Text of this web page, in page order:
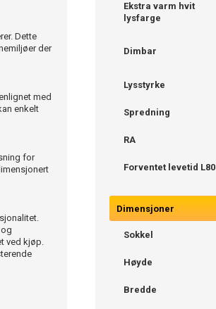
Dette
der
med
enkelt
for
ved kjøp.
Ekstra varm hvit
lysfarge
Dimbar
Lysstyrke
Spredning
RA
Forventet levetid L80
Dimensjoner
Sokkel
Høyde
Bredde